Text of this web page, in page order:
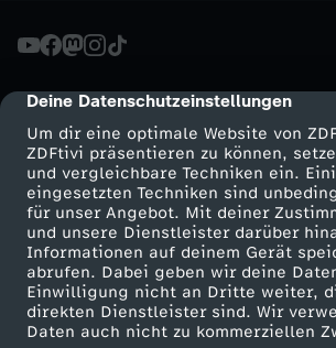
cmp-dialog-description
Deine Datenschutzeinstellungen
Um dir eine optimale Website von
ZDFtivi präsentieren zu können,
und vergleichbare Techniken ein.
eingesetzten Techniken sind
für unser Angebot. Mit deiner
und unsere Dienstleister darüber
Informationen auf deinem Gerät
abrufen. Dabei geben wir deine
Einwilligung nicht an Dritte weiter,
direkten Dienstleister sind. Wir
Daten auch nicht zu kommerziellen
e
t
t
e
t
d
Mehr ZDF
ZDF-Apps
Smart TV
ZDFtext
Service
Kontakt
Tickets